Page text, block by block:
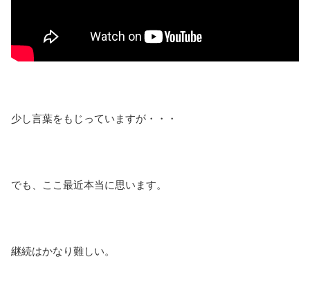
少し言葉をもじっていますが・・・
でも、ここ最近本当に思います。
継続はかなり難しい。